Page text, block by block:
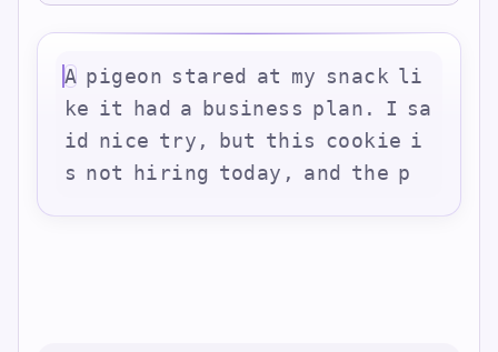
A pigeon sta red at my snac k li
ke it had a busines s plan . I sa
id nice t ry , but t his cookie i
s not hi ring tod ay , and t he p